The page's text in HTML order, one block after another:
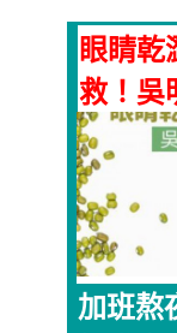
眼睛
救！吳
加班熬